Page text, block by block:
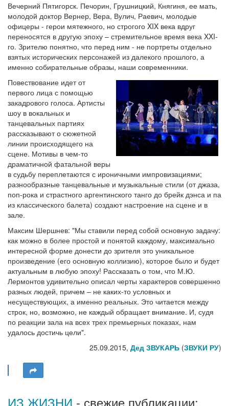
Вечерний Пятигорск. Печорин, Грушницкий, Княгиня, ее мать,
молодой доктор Вернер, Вера, Вулич, Раевич, молодые
офицеры - герои мятежного, но строгого XIX века вдруг
переносятся в другую эпоху – стремительное время века XXI-
го. Зрителю понятно, что перед ним - не портреты отдельно
взятых исторических персонажей из далекого прошлого, а
именно собирательные образы, наши современники.
Повествование идет от
первого лица с помощью
закадрового голоса. Артисты
шоу в вокальных и
танцевальных партиях
рассказывают о сюжетной
линии происходящего на
сцене. Мотивы в чем-то
драматичной фатальной веры
в судьбу переплетаются с ироничными импровизациями;
разнообразные танцевальные и музыкальные стили (от джаза,
поп-рока и страстного аргентинского танго до брейк дэнса и па
из классического балета) создают настроение на сцене и в
зале.
Максим Шершнев: "Мы ставили перед собой основную задачу:
как можно в более простой и понятой каждому, максимально
интересной форме донести до зрителя это уникальное
произведение (его основную коллизию), которое было и будет
актуальным в любую эпоху! Рассказать о том, что М.Ю.
Лермонтов удивительно описал черты характеров совершенно
разных людей, причем – не каких-то условных и
несуществующих, а именно реальных. Это читается между
строк, но, возможно, не каждый обращает внимание. И, судя
по реакции зала на всех трех премьерных показах, нам
удалось достичь цели".
25.09.2015, Дед ЗВУКАРЬ (ЗВУКИ РУ)
ИЗ ЖИЗНИ - свежие публикации: